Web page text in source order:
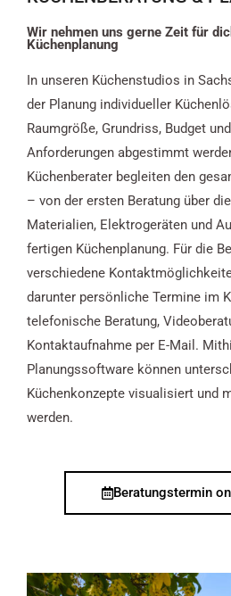
Wir nehmen uns gerne Zeit für
Küchenplanung
In unseren Küchenstudios in
der Planung individueller
Raumgröße, Grundriss, Budget
Anforderungen abgestimmt
Küchenberater begleiten den
– von der ersten Beratung über
Materialien, Elektrogeräten und
fertigen Küchenplanung. Für die
verschiedene
darunter persönliche Termine im
telefonische Beratung,
Kontaktaufnahme per E-Mail.
Planungssoftware können
Küchenkonzepte visualisiert und
werden.
Beratungstermin